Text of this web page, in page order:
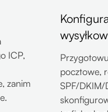
ICP,
zanim
pocztowe,
SPF/